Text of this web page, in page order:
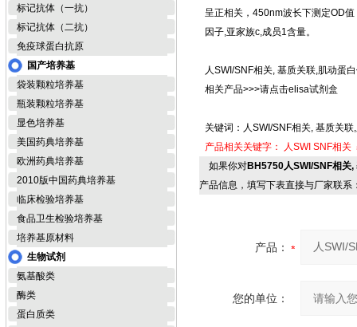
标记抗体（一抗）
标记抗体（二抗）
免疫球蛋白抗原
国产培养基
袋装颗粒培养基
瓶装颗粒培养基
显色培养基
美国药典培养基
欧洲药典培养基
2010版中国药典培养基
临床检验培养基
食品卫生检验培养基
培养基原材料
生物试剂
氨基酸类
酶类
蛋白质类
呈正相关，450nm波长下测定OD
因子,亚家族c,成员1含量。
人SWI/SNF相关, 基质关联,肌动蛋
相关产品>>>请点击elisa试剂盒
关键词：人SWI/SNF相关, 基质关
产品相关关键字：
人SWI SNF相关
如果你对BH5750人SWI/SNF相关
产品信息，填写下表直接与厂家联系
产品：
您的单位：